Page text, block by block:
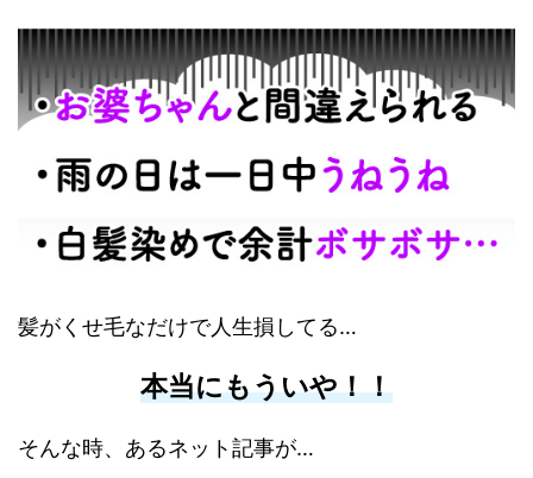
髪がくせ毛なだけで人生損してる…
本当にもういや！！
そんな時、あるネット記事が…